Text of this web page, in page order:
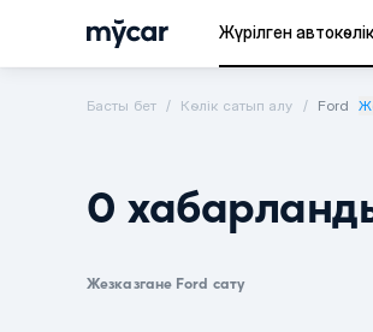
Жүрілген
Басты бет Көлік сатып алу Ford
0
Жезказгане Ford сату